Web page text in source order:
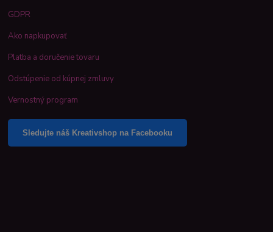
GDPR
Ako napkupovať
Platba a doručenie tovaru
Odstúpenie od kúpnej zmluvy
Vernostný program
Sledujte náš Kreativshop na Facebooku